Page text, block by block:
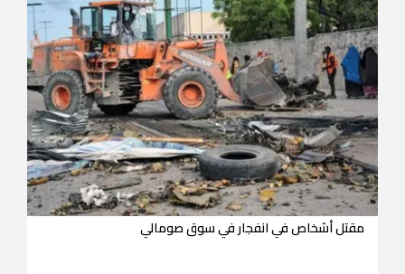
مقتل أشخاص في انفجار في سوق صومالي